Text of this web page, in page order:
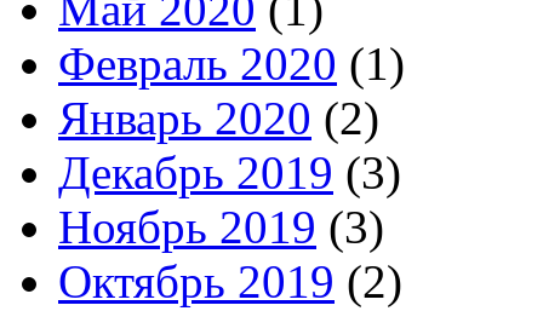
Февраль 2020 (1)
Январь 2020 (2)
Декабрь 2019 (3)
Ноябрь 2019 (3)
Октябрь 2019 (2)